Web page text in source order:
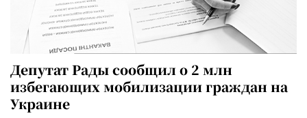
Депутат Рады сообщил о 2 млн
избегающих мобилизации граждан на
Украине